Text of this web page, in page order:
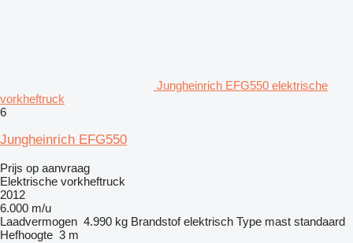
Jungheinrich EFG550 elektrische
vorkheftruck
6
Jungheinrich EFG550
Prijs op aanvraag
Elektrische vorkheftruck
2012
6.000 m/u
Laadvermogen 4.990 kg Brandstof elektrisch Type mast standaard
Hefhoogte 3 m